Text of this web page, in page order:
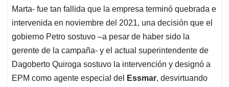
Marta- fue tan fallida que la empresa terminó quebrada e
intervenida en noviembre del 2021, una decisión que el
gobierno Petro sostuvo –a pesar de haber sido la
gerente de la campaña- y el actual superintendente de
Dagoberto Quiroga sostuvo la intervención y designó a
EPM como agente especial del
Essmar, desvirtuando